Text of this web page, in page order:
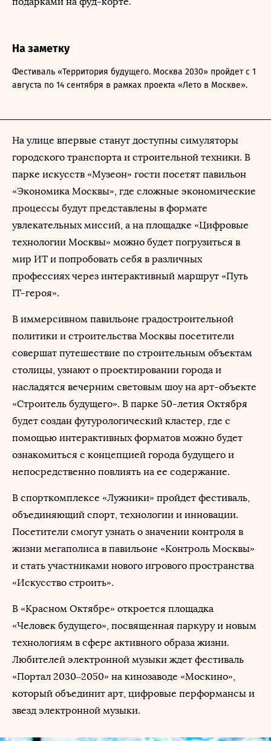
На заметку
Фестиваль «Территория будущего. Москва 2030» пройдет с 1
августа по 14 сентября в рамках проекта «Лето в Москве».
На улице впервые станут доступны симуляторы
городского транспорта и строительной техники. В
парке искусств «Музеон» гости посетят павильон
«Экономика Москвы», где сложные экономические
процессы будут представлены в формате
увлекательных миссий, а на площадке «Цифровые
технологии Москвы» можно будет погрузиться в
мир ИТ и попробовать себя в различных
профессиях через интерактивный маршрут «Путь
IT-героя».
В иммерсивном павильоне градостроительной
политики и строительства Москвы посетители
совершат путешествие по строительным объектам
столицы, узнают о проектировании города и
насладятся вечерним световым шоу на арт-объекте
«Строитель будущего». В парке 50-летия Октября
будет создан футурологический кластер, где с
помощью интерактивных форматов можно будет
ознакомиться с концепцией города будущего и
непосредственно повлиять на ее содержание.
В спорткомплексе «Лужники» пройдет фестиваль,
объединяющий спорт, технологии и инновации.
Посетители смогут узнать о значении контроля в
жизни мегаполиса в павильоне «Контроль Москвы»
и стать участниками нового игрового пространства
«Искусство строить».
В «Красном Октябре» откроется площадка
«Человек будущего», посвященная паркуру и новым
технологиям в сфере активного образа жизни.
Любителей электронной музыки ждет фестиваль
«Портал 2030–2050» на кинозаводе «Москино»,
который объединит арт, цифровые перформансы и
звезд электронной музыки.